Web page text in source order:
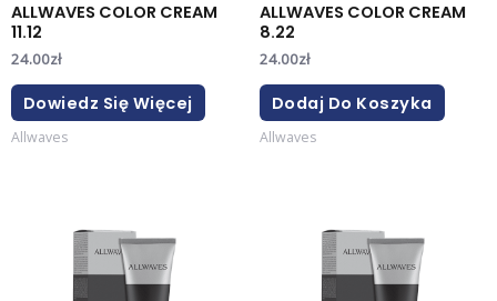
ALLWAVES COLOR CREAM
11.12
24.00zł
Dowiedz Się Więcej
Allwaves
ALLWAVES COLOR CREAM
8.22
24.00zł
Dodaj Do Koszyka
Allwaves